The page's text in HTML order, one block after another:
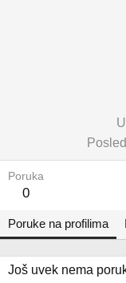
Poruka
0
Poruke na profilima
Još uvek nema